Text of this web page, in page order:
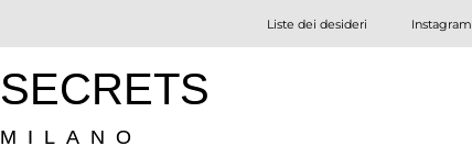
Liste dei desideri Instagram
SECRETS
MILANO